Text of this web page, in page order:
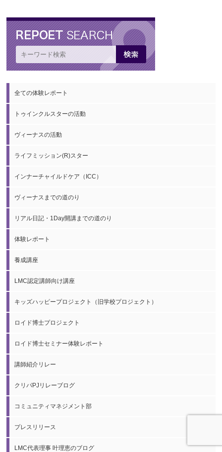
全ての体験レポート
トゥインクルスターの活動
ヴィーナスの活動
ライフミッション(R)スター
インナーチャイルドケア（ICC）
ヴィーナスまでの道のり
リアル日記・1Day開講までの道のり
体験レポート
養成講座
LMC認定講師向け講座
キッズハッピープロジェクト（旧学校プロジェクト）
ロイド博士プロジェクト
ロイド博士セミナー体験レポート
講師紹介リレー
クリパPJリレーブログ
コミュニティマネジメント部
プレスリリース
LMC代表理事 叶理恵のブログ